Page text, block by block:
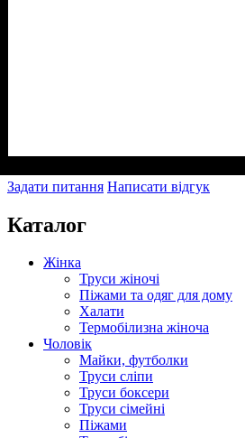
Задати питання Написати відгук
Каталог
Жінка
Труси жіночі
Піжами та одяг для дому
Халати
Термобілизна жіноча
Чоловік
Майки, футболки
Труси сліпи
Труси боксери
Труси сімейні
Піжами